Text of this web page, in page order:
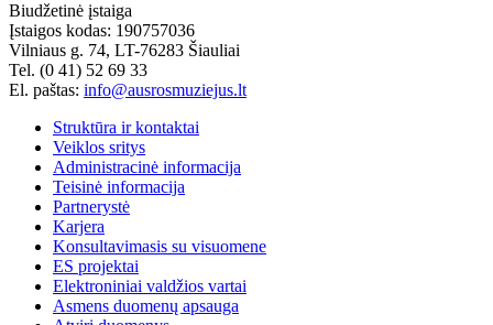
Biudžetinė įstaiga
Įstaigos kodas: 190757036
Vilniaus g. 74, LT-76283 Šiauliai
Tel. (0 41) 52 69 33
El. paštas: info@ausrosmuziejus.lt
Struktūra ir kontaktai
Veiklos sritys
Administracinė informacija
Teisinė informacija
Partnerystė
Karjera
Konsultavimasis su visuomene
ES projektai
Elektroniniai valdžios vartai
Asmens duomenų apsauga